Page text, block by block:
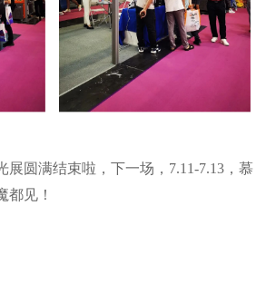
展圆满结束啦，下一场，7.11-7.13，慕
都见！